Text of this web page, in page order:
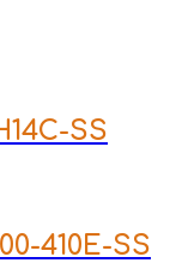
SS
410E-SS